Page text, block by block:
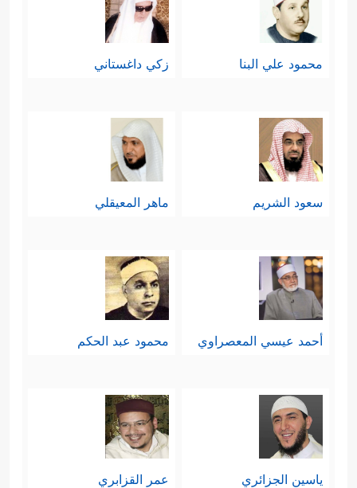
محمود علي البنا زكي داغستاني
سعود الشريم ماهر المعيقلي
أحمد عيسي المعصراوي محمود عبد الحكم
ياسين الجزائري عمر القزابري